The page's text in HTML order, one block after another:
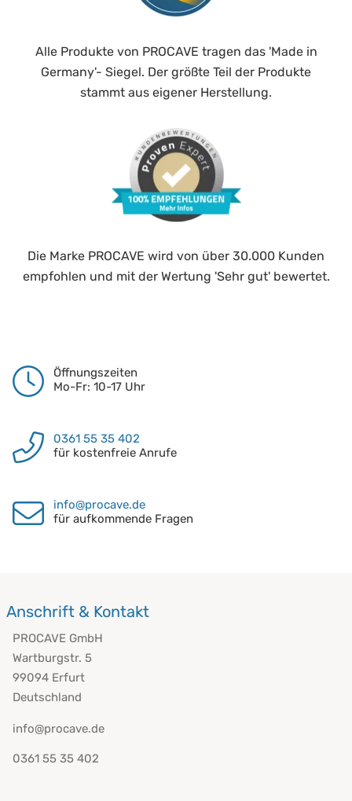
Alle Produkte von PROCAVE tragen das 'Made in
Germany'- Siegel. Der größte Teil der Produkte
stammt aus eigener Herstellung.
Die Marke PROCAVE wird von über 30.000 Kunden
empfohlen und mit der Wertung 'Sehr gut' bewertet.
Öffnungszeiten
Mo-Fr: 10-17 Uhr
0361 55 35 402
für kostenfreie Anrufe
info@procave.de
für aufkommende Fragen
Anschrift & Kontakt
PROCAVE GmbH
Wartburgstr. 5
99094 Erfurt
Deutschland
info@procave.de
0361 55 35 402